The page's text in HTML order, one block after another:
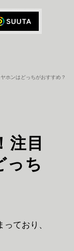
ホンはどっちがおすすめ？
目
っち
ており、